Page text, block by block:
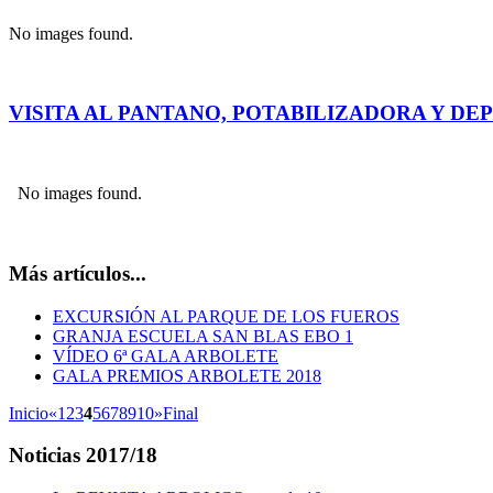
No images found.
VISITA AL PANTANO, POTABILIZADORA Y
No images found.
Más artículos...
EXCURSIÓN AL PARQUE DE LOS FUEROS
GRANJA ESCUELA SAN BLAS EBO 1
VÍDEO 6ª GALA ARBOLETE
GALA PREMIOS ARBOLETE 2018
Inicio«1 2345678910»Final
Noticias 2017/18